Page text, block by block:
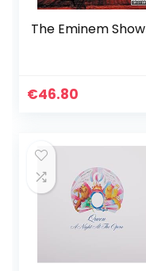
The Eminem Show
€46.80